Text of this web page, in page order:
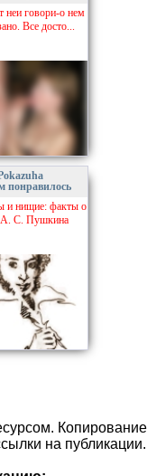
неи говори-о нем
Все досто...
понравилось
и нищие: факты о
А. С. Пушкина
Копирование
на публикации.